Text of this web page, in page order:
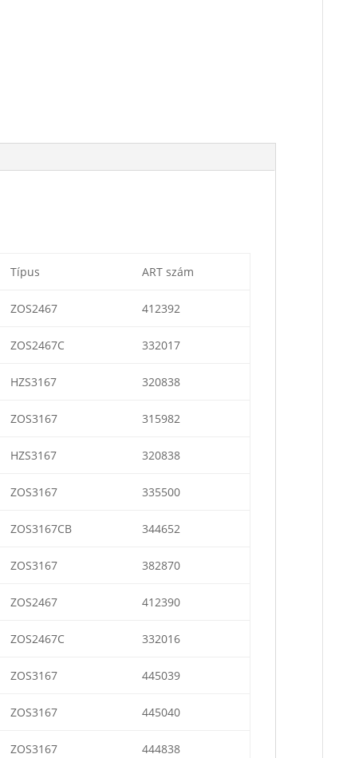
Típus ART szám
ZOS2467 412392
ZOS2467C 332017
HZS3167 320838
ZOS3167 315982
HZS3167 320838
ZOS3167 335500
ZOS3167CB 344652
ZOS3167 382870
ZOS2467 412390
ZOS2467C 332016
ZOS3167 445039
ZOS3167 445040
ZOS3167 444838